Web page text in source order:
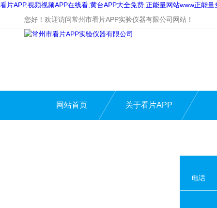
看片APP,视频视频APP在线看,黄台APP大全免费,正能量网站www正能量
您好！欢迎访问常州市看片APP实验仪器有限公司网站！
网站首页 关于看片APP
电话